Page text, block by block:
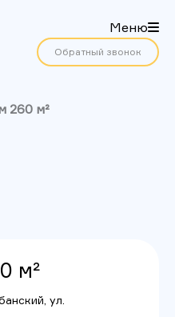
Меню
Обратный звонок
260 м²
м²
ул.